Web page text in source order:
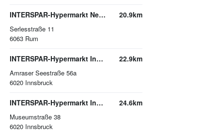
INTERSPAR-Hypermarkt Neu Rum
Serlesstraße 11
6063 Rum
20.9km
INTERSPAR-Hypermarkt Innsbruck, DEZ
Amraser Seestraße 56a
6020 Innsbruck
22.9km
INTERSPAR-Hypermarkt Innsbruck, Sillpark
Museumstraße 38
6020 Innsbruck
24.6km